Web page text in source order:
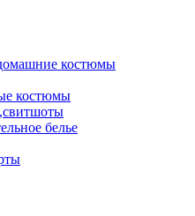
костюмы
костюмы
белье